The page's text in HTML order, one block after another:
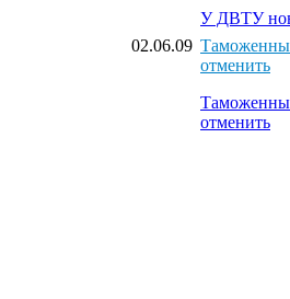
У ДВТУ
02.06.09
отменить
отменить